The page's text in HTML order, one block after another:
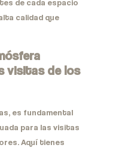
de cada espacio
calidad que
visitas de los
es fundamental
para las visitas
Aquí tienes